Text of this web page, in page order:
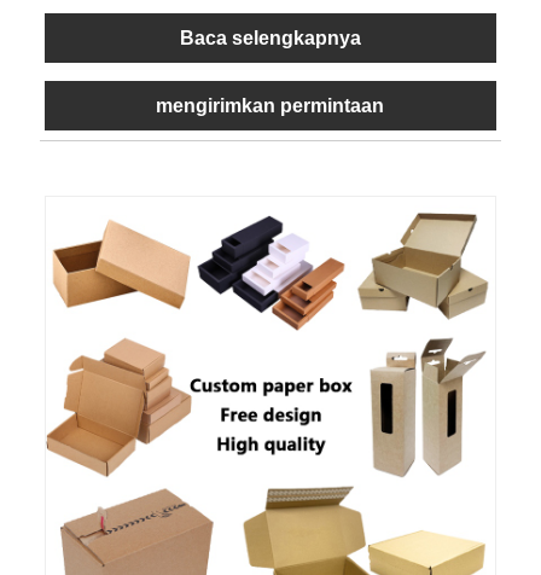
Baca selengkapnya
mengirimkan permintaan